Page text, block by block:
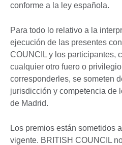
conforme a la ley española.
Para todo lo relativo a la
ejecución de las presentes
COUNCIL y los participantes,
cualquier otro fuero o
corresponderles, se someten
jurisdicción y competencia de
de Madrid.
Los premios están sometidos
vigente. BRITISH COUNCIL